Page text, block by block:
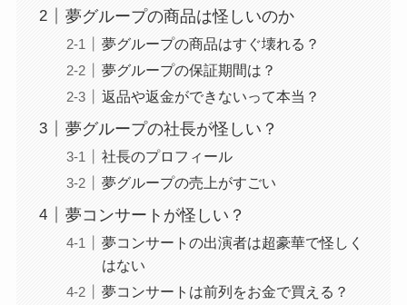
夢グループの商品は怪しいのか
夢グループの商品はすぐ壊れる？
夢グループの保証期間は？
返品や返金ができないって本当？
夢グループの社長が怪しい？
社長のプロフィール
夢グループの売上がすごい
夢コンサートが怪しい？
夢コンサートの出演者は超豪華で怪しく
はない
夢コンサートは前列をお金で買える？